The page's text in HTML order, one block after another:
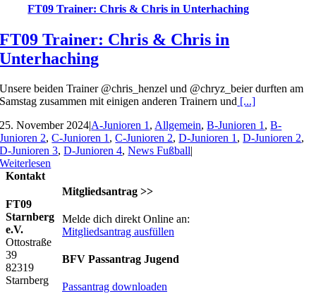
FT09 Trainer: Chris & Chris in Unterhaching
FT09 Trainer: Chris & Chris in
Unterhaching
Unsere beiden Trainer @chris_henzel und @chryz_beier durften am
Samstag zusammen mit einigen anderen Trainern und [...]
25. November 2024|A-Junioren 1 , Allgemein,B-Junioren 1 ,B-
Junioren 2,C-Junioren 1 ,C-Junioren 2,D-Junioren 1 ,D-Junioren 2,
D-Junioren 3,D-Junioren 4,News Fußball|
Weiterlesen
Mitgliedsantrag >>
Melde dich direkt Online an:
Mitgliedsantrag ausfüllen
BFV Passantrag Jugend
Passantrag downloaden
Kontakt
FT09
Starnberg
e.V.
Ottostraße
39
82319
Starnberg